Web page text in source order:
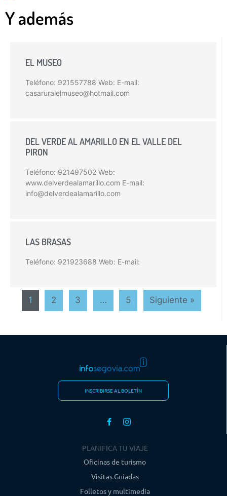
Y además
EL MUSEO
Teléfono: 921557788 Web: E-mail:
casaruralelmuseo@hotmail.com
DEL VERDE AL AMARILLO EN EL VALLE DEL
PIRON
Teléfono: 921497502 Web:
www.delverdealamarillo.com E-mail:
info@delverdealamarillo.com
LAS BRASAS
Teléfono: 921923688 Web: E-mail:
1 2 3 … 5 Siguiente »
INSCRIBIRSE AL BOLETÍN
PLANIFICA TU VIAJE
Oficinas de turismo
Visitas Guiadas
Folletos y multimedia